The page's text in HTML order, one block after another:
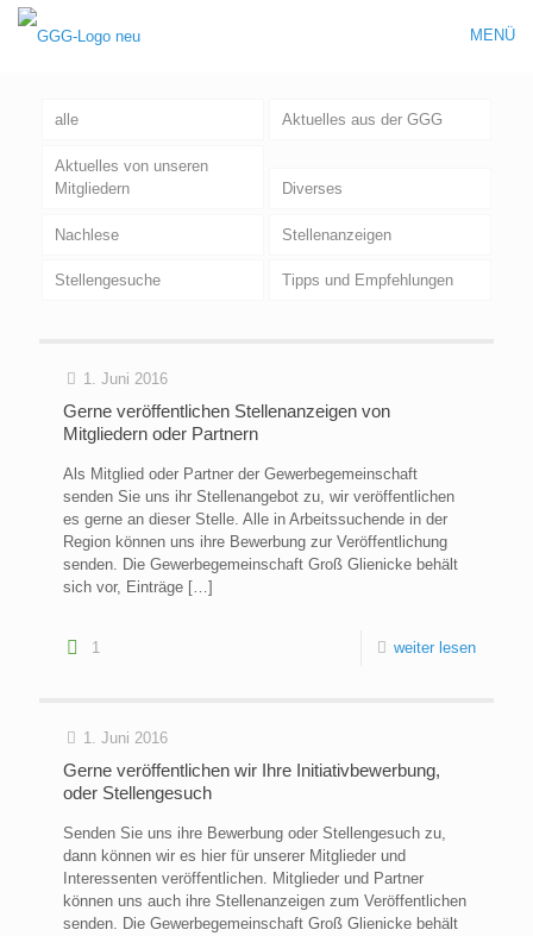
MENÜ
alle Aktuelles aus der GGG
Aktuelles von unseren
Mitgliedern
Diverses
Nachlese Stellenanzeigen
Stellengesuche Tipps und Empfehlungen
1. Juni 2016
Gerne veröffentlichen Stellenanzeigen von
Mitgliedern oder Partnern
Als Mitglied oder Partner der Gewerbegemeinschaft
senden Sie uns ihr Stellenangebot zu, wir veröffentlichen
es gerne an dieser Stelle. Alle in Arbeitssuchende in der
Region können uns ihre Bewerbung zur Veröffentlichung
senden. Die Gewerbegemeinschaft Groß Glienicke behält
sich vor, Einträge […]
1 weiter lesen
1. Juni 2016
Gerne veröffentlichen wir Ihre Initiativbewerbung,
oder Stellengesuch
Senden Sie uns ihre Bewerbung oder Stellengesuch zu,
dann können wir es hier für unserer Mitglieder und
Interessenten veröffentlichen. Mitglieder und Partner
können uns auch ihre Stellenanzeigen zum Veröffentlichen
senden. Die Gewerbegemeinschaft Groß Glienicke behält